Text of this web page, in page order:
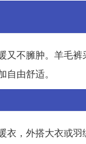
不臃肿。羊毛
由舒适。
，外搭大衣或